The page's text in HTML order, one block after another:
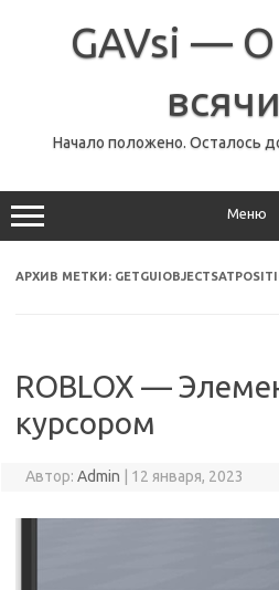
содержимомуGAVsi — О
Начало положено. Осталось
Меню
АРХИВ МЕТКИ:
ROBLOX —
курсором
Автор: Admin 12 января, 2023